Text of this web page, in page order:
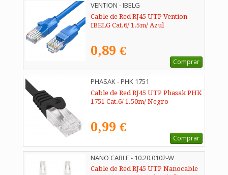
VENTION - IBELG
Cable de Red RJ45 UTP Vention
IBELG Cat.6/ 1.5m/ Azul
0,89 €
Comprar
PHASAK - PHK 1751
Cable de Red RJ45 UTP Phasak PHK
1751 Cat.6/ 1.50m/ Negro
0,99 €
Comprar
NANO CABLE - 10.20.0102-W
Cable de Red RJ45 UTP Nanocable